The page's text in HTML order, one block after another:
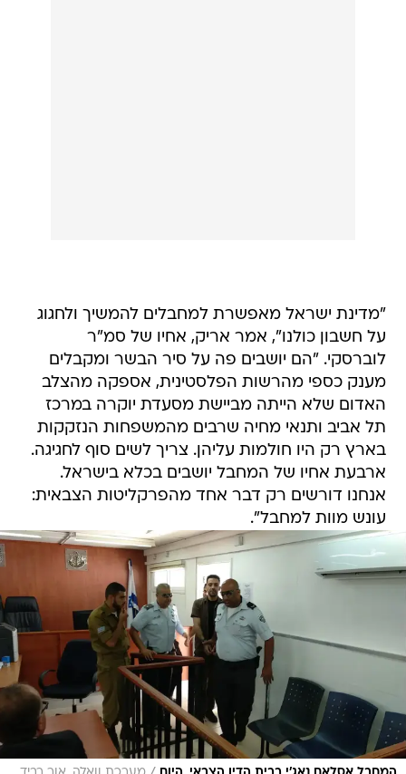
"מדינת ישראל מאפשרת למחבלים להמשיך ולחגוג
על חשבון כולנו", אמר אריק, אחיו של סמ"ר
לוברסקי. "הם יושבים פה על סיר הבשר ומקבלים
מענק כספי מהרשות הפלסטינית, אספקה מהצלב
האדום שלא הייתה מביישת מסעדת יוקרה במרכז
תל אביב ותנאי מחיה שרבים מהמשפחות הנזקקות
בארץ רק היו חולמות עליהן. צריך לשים סוף לחגיגה.
ארבעת אחיו של המחבל יושבים בכלא בישראל.
אנחנו דורשים רק דבר אחד מהפרקליטות הצבאית:
עונש מוות למחבל".